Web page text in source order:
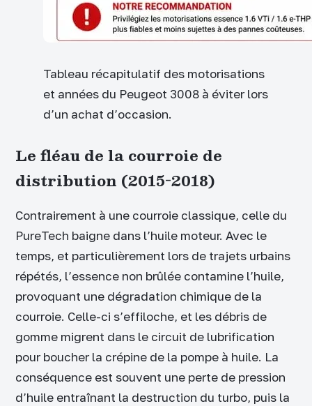
Tableau récapitulatif des motorisations
et années du Peugeot 3008 à éviter lors
d’un achat d’occasion.
Le fléau de la courroie de
distribution (2015-2018)
Contrairement à une courroie classique, celle du
PureTech baigne dans l’huile moteur. Avec le
temps, et particulièrement lors de trajets urbains
répétés, l’essence non brûlée contamine l’huile,
provoquant une dégradation chimique de la
courroie. Celle-ci s’effiloche, et les débris de
gomme migrent dans le circuit de lubrification
pour boucher la crépine de la pompe à huile. La
conséquence est souvent une perte de pression
d’huile entraînant la destruction du turbo, puis la